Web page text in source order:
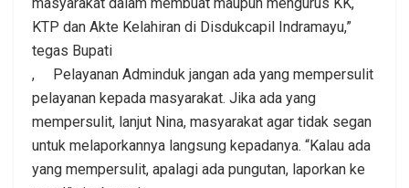
KTP dan Akte Kelahiran di Disdukcapil Indramayu,”
tegas Bupati
, Pelayanan Adminduk jangan ada yang mempersulit
pelayanan kepada masyarakat. Jika ada yang
mempersulit, lanjut Nina, masyarakat agar tidak segan
untuk melaporkannya langsung kepadanya. “Kalau ada
yang mempersulit, apalagi ada pungutan, laporkan ke